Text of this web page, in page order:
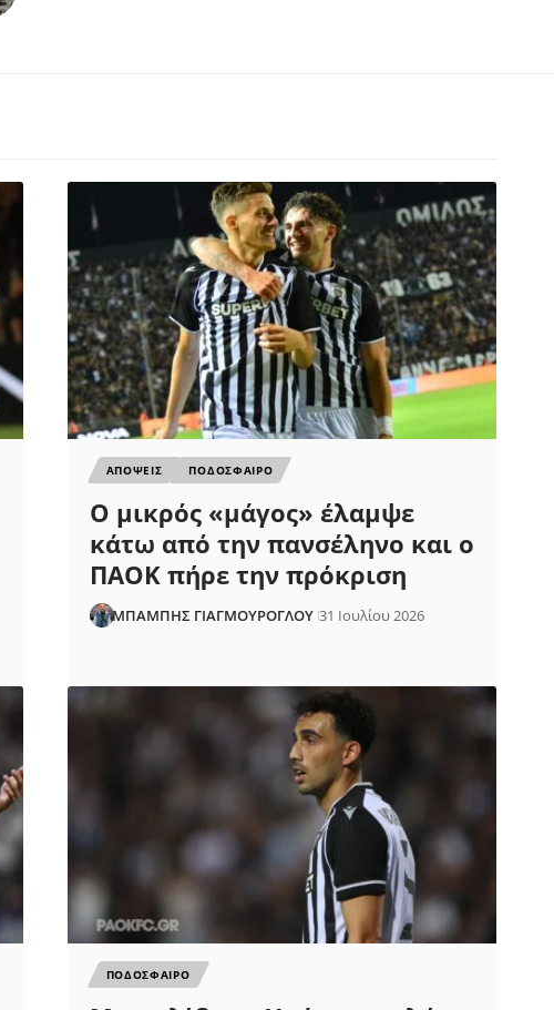
ΑΠΟΨΕΙΣ ΠΟΔΟΣΦΑΙΡΟ
Ο μικρός «μάγος» έλαμψε
κάτω από την πανσέληνο και ο
ΠΑΟΚ πήρε την πρόκριση
ΜΠΑΜΠΗΣ ΓΙΑΓΜΟΥΡΟΓΛΟΥ 31 Ιουλίου 2026
ΠΟΔΟΣΦΑΙΡΟ